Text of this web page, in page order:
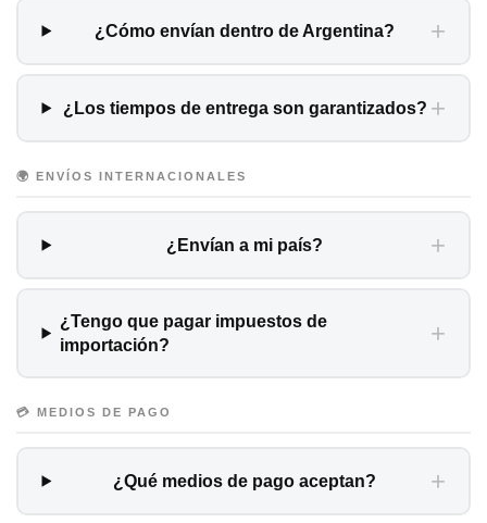
¿Cómo envían dentro de Argentina? +
¿Los tiempos de entrega son garantizados? +
🌍 ENVÍOS INTERNACIONALES
¿Envían a mi país? +
¿Tengo que pagar impuestos de
importación?
+
💳 MEDIOS DE PAGO
¿Qué medios de pago aceptan? +